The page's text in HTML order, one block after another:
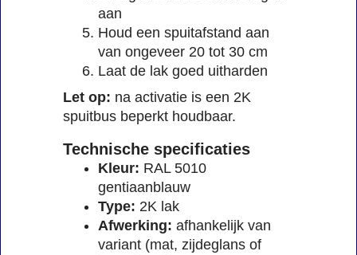
aan
Houd een spuitafstand aan
van ongeveer 20 tot 30 cm
Laat de lak goed uitharden
Let op: na activatie is een 2K
spuitbus beperkt houdbaar.
Technische specificaties
Kleur: RAL 5010
gentiaanblauw
Type: 2K lak
Afwerking: afhankelijk van
variant (mat, zijdeglans of